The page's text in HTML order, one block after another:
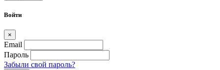
Войти
×
Email
Пароль
Забыли свой пароль?